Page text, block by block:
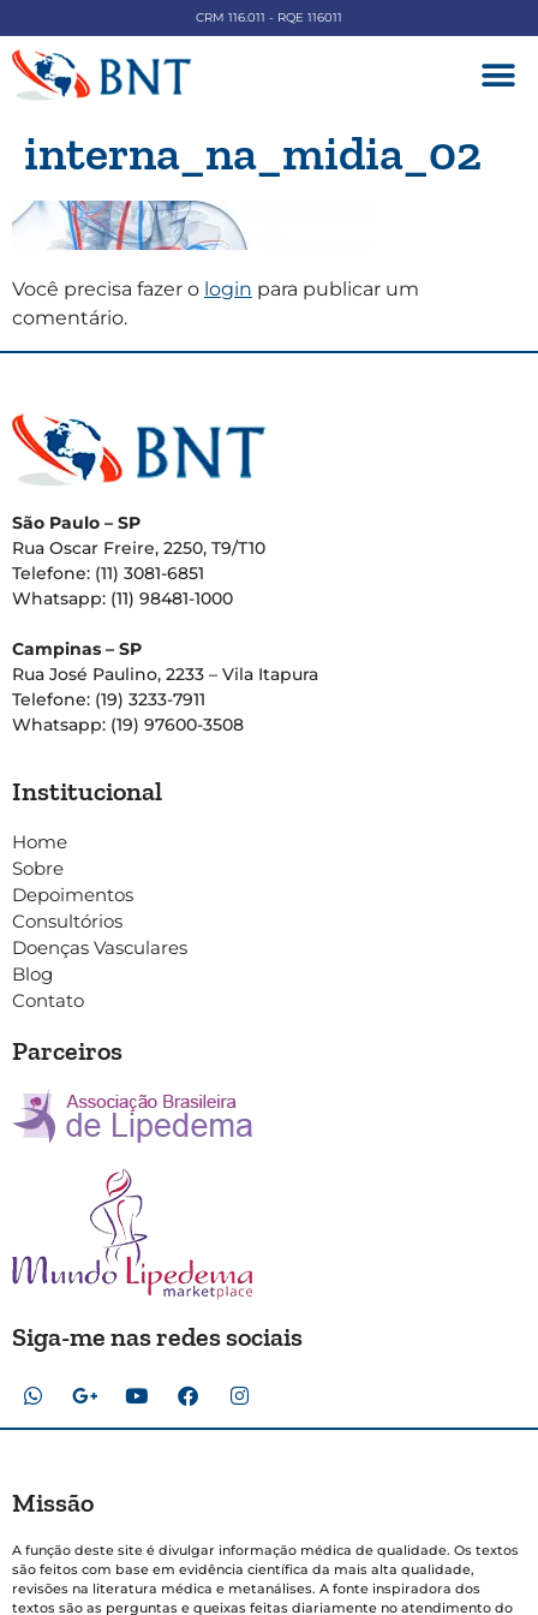
CRM 116.011 - RQE 116011
interna_na_midia_02
Você precisa fazer o login para publicar um
comentário.
São Paulo – SP
Rua Oscar Freire, 2250, T9/T10
Telefone: (11) 3081-6851
Whatsapp: (11) 98481-1000
Campinas – SP
Rua José Paulino, 2233 – Vila Itapura
Telefone: (19) 3233-7911
Whatsapp: (19) 97600-3508
Institucional
Home
Sobre
Depoimentos
Consultórios
Doenças Vasculares
Blog
Contato
Parceiros
Siga-me nas redes sociais
Missão
A função deste site é divulgar informação médica de qualidade. Os textos
são feitos com base em evidência científica da mais alta qualidade,
revisões na literatura médica e metanálises. A fonte inspiradora dos
textos são as perguntas e queixas feitas diariamente no atendimento do